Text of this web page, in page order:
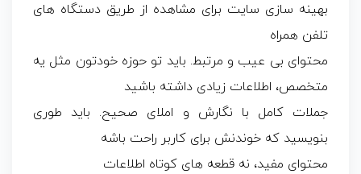
بهینه سازی سایت برای مشاهده از طریق دستگاه های
تلفن همراه
محتوای بی عیب و مرتبط. باید تو حوزه خودتون مثل یه
متخصص، اطلاعات زیادی داشته باشید
جملات کامل با نگارش و املای صحیح. باید طوری
بنویسید که خوندنش برای کاربر راحت باشه
محتوای مفید، نه قطعه های کوتاه اطلاعات